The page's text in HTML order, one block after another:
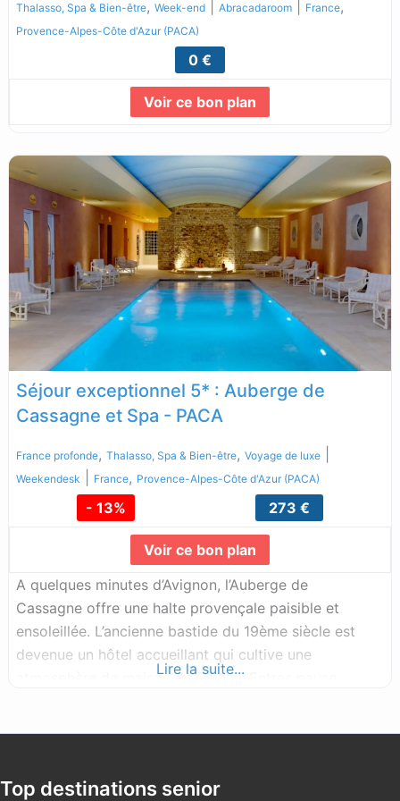
Thalasso, Spa & Bien-être, Week-end| Abracadaroom| France,
Provence-Alpes-Côte d'Azur (PACA)
0 €
Voir ce bon plan
Lire la suite...
Séjour exceptionnel 5* : Auberge de
Cassagne et Spa - PACA
France profonde, Thalasso, Spa & Bien-être, Voyage de luxe|
Weekendesk France, Provence-Alpes-Côte d'Azur (PACA)
- 13% 273 €
Voir ce bon plan
A quelques minutes d’Avignon, l’Auberge de
Cassagne offre une halte provençale paisible et
ensoleillée. L’ancienne bastide du 19ème siècle est
devenue un hôtel accueillant qui cultive une
atmosphère de maison de famille. Entres pause
aimons L’agréable jardin planté d’oliviers qui respire la
Lire la suite...
Top destinations senior